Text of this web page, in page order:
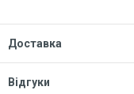
Доставка
Відгуки